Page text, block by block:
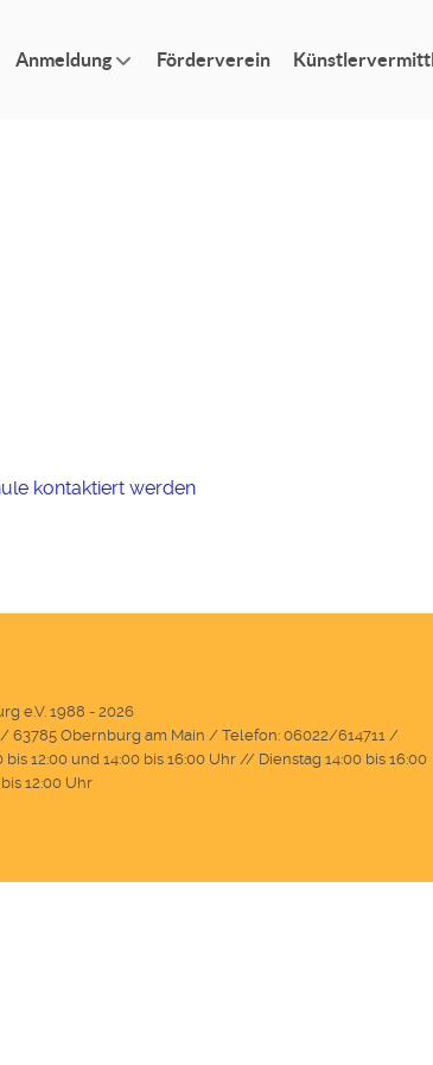
Anmeldung Förderverein
kontaktiert werden
e.V. 1988 - 2026
63785 Obernburg am Main / Telefon: 06022/614711 /
12:00 und 14:00 bis 16:00 Uhr // Dienstag 14:00 bis 16:00
12:00 Uhr